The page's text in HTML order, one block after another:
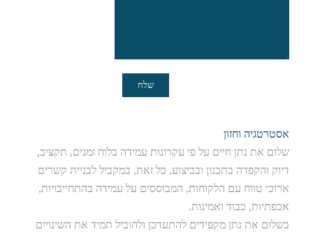
אסטרטגיה וחזון
שלום את נתן חיים על פי עקרונות עמידה בלוח זמנים, תקציב,
דיוק והקפדה בתכנון ובביצוע, כל זאת, במקביל לבניית קשרים
ארוכי טווח עם הלקוחות, המבוססים על עמידה בהתחייבויות,
אכפתיות, כבוד ואמינות.
בשלום את נתן מקפידים להתעדכן ולהוביל תמיד את השינויים